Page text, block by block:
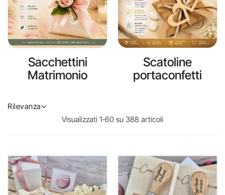
Sacchettini
Matrimonio
Scatoline
portaconfetti
Rilevanza
Visualizzati 1-60 su 388 articoli